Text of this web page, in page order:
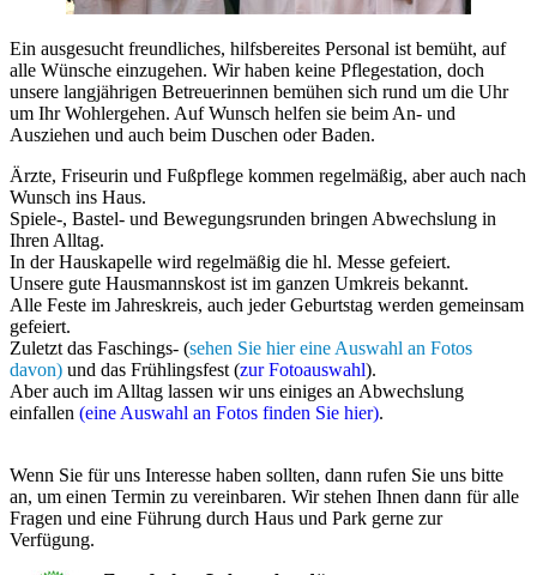
Ein ausgesucht freundliches, hilfsbereites Personal ist bemüht, auf
alle Wünsche einzugehen. Wir haben keine Pflegestation, doch
unsere langjährigen Betreuerinnen bemühen sich rund um die Uhr
um Ihr Wohlergehen. Auf Wunsch helfen sie beim An- und
Ausziehen und auch beim Duschen oder Baden.
Ärzte, Friseurin und Fußpflege kommen regelmäßig, aber auch nach
Wunsch ins Haus.
Spiele-, Bastel- und Bewegungsrunden bringen Abwechslung in
Ihren Alltag.
In der Hauskapelle wird regelmäßig die hl. Messe gefeiert.
Unsere gute Hausmannskost ist im ganzen Umkreis bekannt.
Alle Feste im Jahreskreis, auch jeder Geburtstag werden gemeinsam
gefeiert.
Zuletzt das Faschings- (sehen Sie hier eine Auswahl an Fotos
davon) und das Frühlingsfest (zur Fotoauswahl).
Aber auch im Alltag lassen wir uns einiges an Abwechslung
einfallen (eine Auswahl an Fotos finden Sie hier).
Wenn Sie für uns Interesse haben sollten, dann rufen Sie uns bitte
an, um einen Termin zu vereinbaren. Wir stehen Ihnen dann für alle
Fragen und eine Führung durch Haus und Park gerne zur
Verfügung.